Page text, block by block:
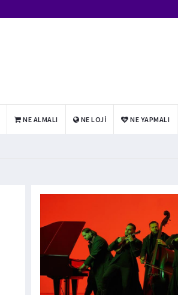
NE ALMALI NE LOJI NE YAPMALI